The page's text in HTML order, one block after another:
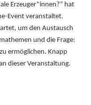
Erzeuger*innen?“ hat
Event veranstaltet.
um den Austausch
und die Frage:
ermöglichen. Knapp
dieser Veranstaltung.